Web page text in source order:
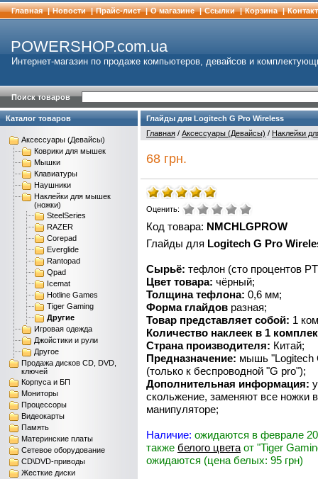
Главная | Новости | Прайс-лист | О магазине | Cсылки | Корзина |
POWERSHOP.com.ua
Интернет-магазин по продаже компьютеров, девайсов и
Поиск товаров
Каталог товаров
Аксессуары (Девайсы)
Коврики для мышек
Мышки
Клавиатуры
Наушники
Наклейки для мышек
(ножки)
SteelSeries
RAZER
Corepad
Everglide
Rantopad
Qpad
Icemat
Hotline Games
Tiger Gaming
Другие
Игровая одежда
Джойстики и рули
Другое
Продажа дисков CD, DVD,
ключей
Корпуса и БП
Мониторы
Процессоры
Видеокарты
Память
Материнские платы
Сетевое оборудование
CD\DVD-приводы
Жесткие диски
Глайды для Logitech G Pro Wireless
Главная / Аксессуары (Девайсы) / Наклейки
68 грн.
Оценить:
Код товара: NMCHLGPROW
Глайды для Logitech G Pro
Сырьё: тефлон (сто процентов
Цвет товара: чёрный;
Толщина тефлона: 0,6 мм;
Форма глайдов разная;
Товар представляет собой: 1
Количество наклеек в 1
Страна производителя: Китай;
Предназначение: мышь "Logitech
(только к беспроводной "G pro");
Дополнительная информация:
скольжение, заменяют все ножки
манипуляторе;
Наличие: ожидаются в феврале
также белого цвета от "Tiger
ожидаются (цена белых: 95 грн)